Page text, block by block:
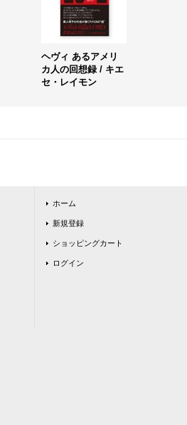
ヘヴィ あるアメリ
カ人の回想録 / キエ
セ・レイモン
ホーム
新規登録
ショッピングカート
ログイン